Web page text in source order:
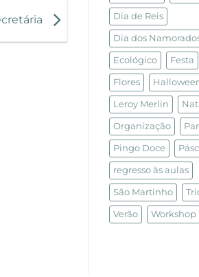
Dia de Reis
Dia dos
Ecológico Festa
Flores
Leroy Merlin
Organização
Pingo Doce
regresso às aulas
São Martinho
Verão Workshop